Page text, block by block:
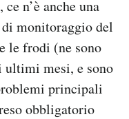
n’è anche una
monitoraggio del
le frodi (ne sono
ultimi mesi, e sono
principali
obbligatorio